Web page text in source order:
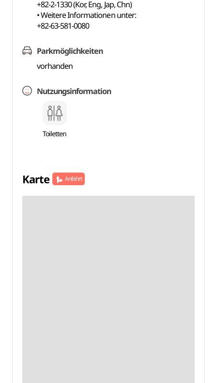
+82-2-1330 (Kor, Eng, Jap, Chn)
• Weitere Informationen unter:
+82-63-581-0080
Parkmöglichkeiten
vorhanden
Nutzungsinformation
Toiletten
Karte Anfahrt